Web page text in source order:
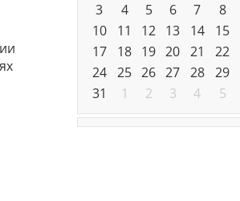
3
4 5 6 7 8
10
11 12 13 14 15
17
18 19 20 21 22
24
25 26 27 28 29
31
1 2 3 4 5